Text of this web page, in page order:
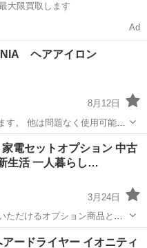
大限買取します
Ad
ヘアアイロン
8月12日
。 他は問題なく使用可能で
SALONIA
家電セットオプション 中古
生活 一人暮らし…
3月24日
ただけるオプション商品とな
商品
ードライヤー イオニティ